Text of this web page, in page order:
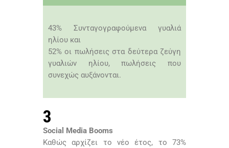
43% Συνταγογραφούμενα γυαλιά
ηλίου και
52% οι πωλήσεις στα δεύτερα ζεύγη
γυαλιών ηλίου, πωλήσεις που
συνεχώς αυξάνονται.
3
Social Media Booms
Καθώς αρχίζει το νέο έτος, το 73%